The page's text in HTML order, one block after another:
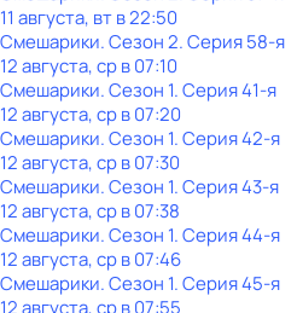
11 августа, вт в 22:50
Смешарики. Сезон 2. Серия 58-я
12 августа, ср в 07:10
Смешарики. Сезон 1. Серия 41-я
12 августа, ср в 07:20
Смешарики. Сезон 1. Серия 42-я
12 августа, ср в 07:30
Смешарики. Сезон 1. Серия 43-я
12 августа, ср в 07:38
Смешарики. Сезон 1. Серия 44-я
12 августа, ср в 07:46
Смешарики. Сезон 1. Серия 45-я
12 августа, ср в 07:55